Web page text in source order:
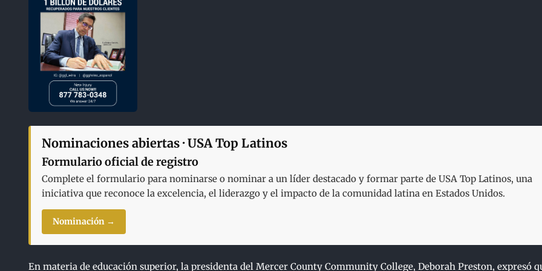
Nominaciones abiertas · USA Top Latinos
Formulario oficial de registro
Complete el formulario para nominarse o nominar a un líder destacado y formar parte de USA Top Latinos, una
iniciativa que reconoce la excelencia, el liderazgo y el impacto de la comunidad latina en Estados Unidos.
Nominación →
En materia de educación superior, la presidenta del Mercer County Community College, Deborah Preston, expresó